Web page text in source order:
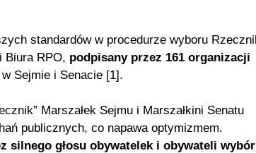
standardów w procedurze wyboru
Biura RPO, podpisany przez 161 organizacji
w Sejmie i Senacie [1].
Marszałek Sejmu i Marszałkini Senatu
publicznych, co napawa optymizmem.
silnego głosu obywatelek i obywateli wybór